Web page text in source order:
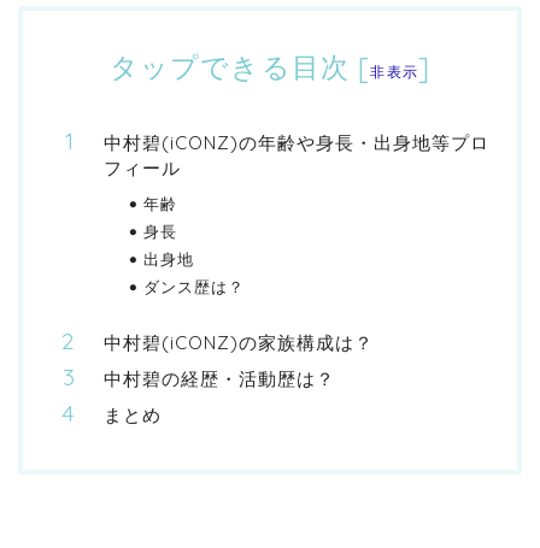
タップできる目次 [非表示]
中村碧(iCONZ)の年齢や身長・出身地等プロ
フィール
年齢
身長
出身地
ダンス歴は？
中村碧(iCONZ)の家族構成は？
中村碧の経歴・活動歴は？
まとめ